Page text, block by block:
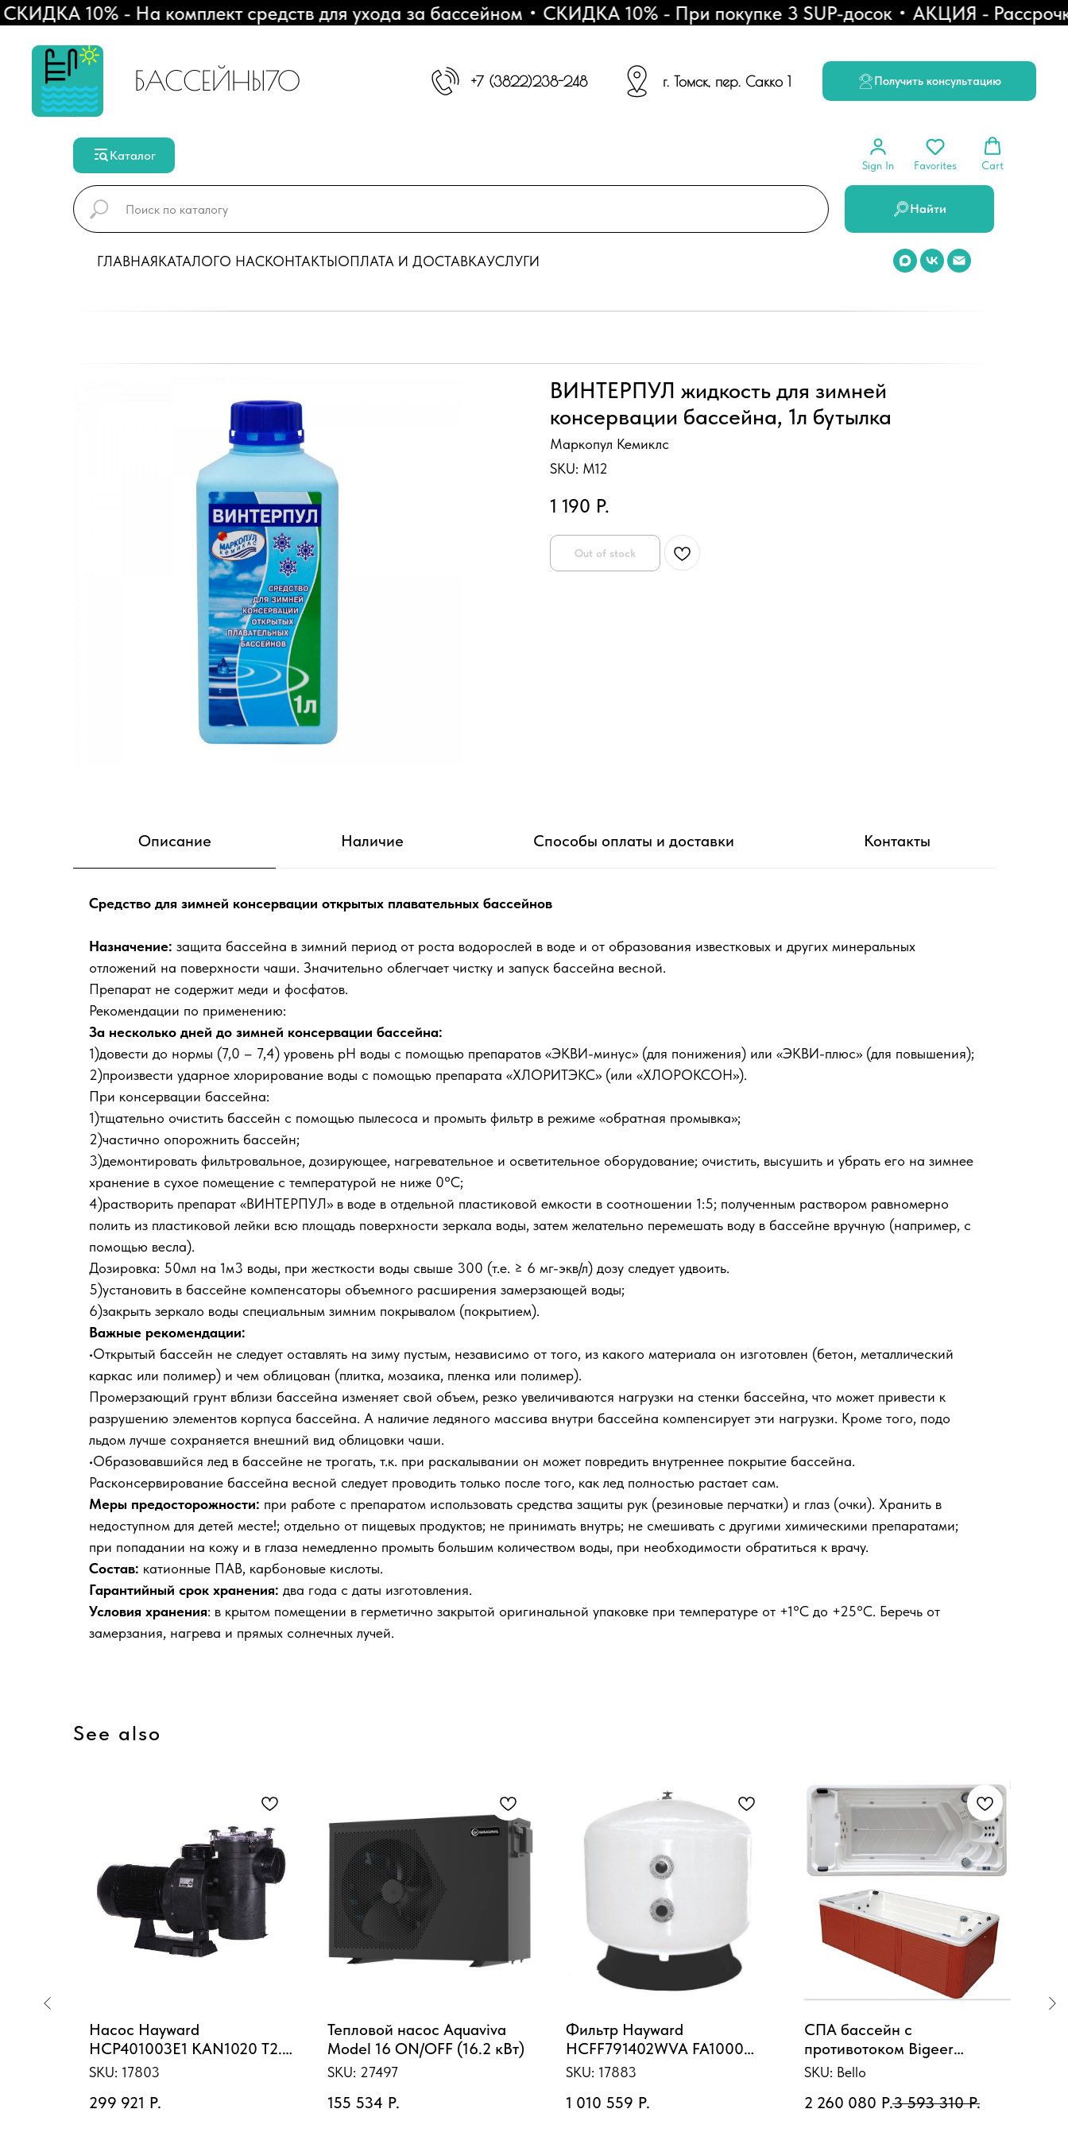
10% - На комплект средств для ухода за бассейном СКИДКА 10% - При покупке 3 SUP-досок АКЦИЯ - Рассрочка
БАССЕЙНЫ70 +7 (3822)238-248 г. Томск, пер. Сакко 1 Получить консультацию
Каталог
Sign In Favorites Cart
Найти
ГЛАВНАЯКАТАЛОГО НАСКОНТАКТЫОПЛАТА И ДОСТАВКАУСЛУГИ
ВИНТЕРПУЛ жидкость для зимней
консервации бассейна, 1л бутылка
Маркопул Кемиклс
SKU: M12
1 190 Р.
Out of stock
Описание Наличие Способы оплаты и доставки Контакты
Средство для зимней консервации открытых плавательных бассейнов
Назначение: защита бассейна в зимний период от роста водорослей в воде и от образования известковых и других минеральных
отложений на поверхности чаши. Значительно облегчает чистку и запуск бассейна весной.
Препарат не содержит меди и фосфатов.
Рекомендации по применению:
За несколько дней до зимней консервации бассейна:
1)довести до нормы (7,0 – 7,4) уровень рН воды с помощью препаратов «ЭКВИ-минус» (для понижения) или «ЭКВИ-плюс» (для повышения);
2)произвести ударное хлорирование воды с помощью препарата «ХЛОРИТЭКС» (или «ХЛОРОКСОН»).
При консервации бассейна:
1)тщательно очистить бассейн с помощью пылесоса и промыть фильтр в режиме «обратная промывка»;
2)частично опорожнить бассейн;
3)демонтировать фильтровальное, дозирующее, нагревательное и осветительное оборудование; очистить, высушить и убрать его на зимнее
хранение в сухое помещение с температурой не ниже 0°С;
4)растворить препарат «ВИНТЕРПУЛ» в воде в отдельной пластиковой емкости в соотношении 1:5; полученным раствором равномерно
полить из пластиковой лейки всю площадь поверхности зеркала воды, затем желательно перемешать воду в бассейне вручную (например, с
помощью весла).
Дозировка: 50мл на 1м3 воды, при жесткости воды свыше 300 (т.е. ≥ 6 мг-экв/л) дозу следует удвоить.
5)установить в бассейне компенсаторы объемного расширения замерзающей воды;
6)закрыть зеркало воды специальным зимним покрывалом (покрытием).
Важные рекомендации:
•Открытый бассейн не следует оставлять на зиму пустым, независимо от того, из какого материала он изготовлен (бетон, металлический
каркас или полимер) и чем облицован (плитка, мозаика, пленка или полимер).
Промерзающий грунт вблизи бассейна изменяет свой объем, резко увеличиваются нагрузки на стенки бассейна, что может привести к
разрушению элементов корпуса бассейна. А наличие ледяного массива внутри бассейна компенсирует эти нагрузки. Кроме того, подо
льдом лучше сохраняется внешний вид облицовки чаши.
•Образовавшийся лед в бассейне не трогать, т.к. при раскалывании он может повредить внутреннее покрытие бассейна.
Расконсервирование бассейна весной следует проводить только после того, как лед полностью растает сам.
Меры предосторожности: при работе с препаратом использовать средства защиты рук (резиновые перчатки) и глаз (очки). Хранить в
недоступном для детей месте!; отдельно от пищевых продуктов; не принимать внутрь; не смешивать с другими химическими препаратами;
при попадании на кожу и в глаза немедленно промыть большим количеством воды, при необходимости обратиться к врачу.
Состав: катионные ПАВ, карбоновые кислоты.
Гарантийный срок хранения: два года с даты изготовления.
Условия хранения: в крытом помещении в герметично закрытой оригинальной упаковке при температуре от +1°С до +25°С. Беречь от
замерзания, нагрева и прямых солнечных лучей.
See also
Насос Hayward
HCP401003E1 KAN1020 T2.B
(380В, 115,6 м3/ч, 10HP)
SKU: 17803
299 921 Р.
Тепловой насос Aquaviva
Model 16 ON/OFF (16.2 кВт)
SKU: 27497
155 534 Р.
Фильтр Hayward
HCFF791402WVA FA1000
Bobbin (D2000)
SKU: 17883
1 010 559 Р.
СПА бассейн с
противотоком Bigeer
SwimSpa Белло 500x225x139
SKU: Bello
2 260 080 Р.3 593 310 Р.